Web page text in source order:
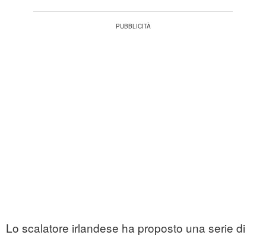
Lo scalatore irlandese ha proposto una serie di